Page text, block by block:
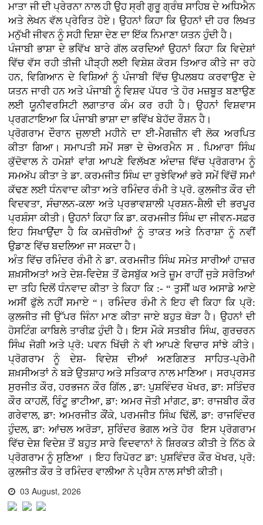
ਮਾਤਾ ਜੀ ਦੀ ਪ੍ਰੇਰਨਾ ਨਾਲ ਹੀ ਉਹ ਸ੍ਰੀ ਗੁਰੂ ਗ੍ਰੰਥ ਸਾਹਿਬ ਦੇ ਅਧਿਐਨ
ਅਤੇ ਲੇਖਨ ਵੱਲ ਪ੍ਰੇਰਿਤ ਹੋਏ। ਉਹਨਾਂ ਕਿਹਾ ਕਿ ਉਹਨਾਂ ਦੀ ਹਰ ਲਿਖਤ
ਮਨੁੱਖੀ ਜੀਵਨ ਨੂੰ ਸਹੀ ਦਿਸ਼ਾ ਦੇਣ ਦਾ ਇੱਕ ਨਿਮਾਣਾ ਯਤਨ ਹੁੰਦੀ ਹੈ।
ਪੰਜਾਬੀ ਭਾਸ਼ਾ ਦੇ ਭਵਿੱਖ ਬਾਰੇ ਗੱਲ ਕਰਦਿਆਂ ਉਹਨਾਂ ਕਿਹਾ ਕਿ ਵਿਦੇਸ਼ਾਂ
ਵਿੱਚ ਵੱਸ ਰਹੀ ਤੀਜੀ ਪੀੜ੍ਹੀ ਲਈ ਵਿਸ਼ੇਸ਼ ਕੋਰਸ ਤਿਆਰ ਕੀਤੇ ਜਾ ਰਹੇ
ਹਨ, ਵਿਗਿਆਨ ਦੇ ਵਿਸ਼ਿਆਂ ਨੂੰ ਪੰਜਾਬੀ ਵਿੱਚ ਉਪਲਬਧ ਕਰਵਾਉਣ ਦੇ
ਯਤਨ ਜਾਰੀ ਹਨ ਅਤੇ ਪੰਜਾਬੀ ਨੂੰ ਵਿਸ਼ਵ ਪੱਧਰ 'ਤੇ ਹੋਰ ਮਜ਼ਬੂਤ ਬਣਾਉਣ
ਲਈ ਯੂਨੀਵਰਸਿਟੀ ਲਗਾਤਾਰ ਕੰਮ ਕਰ ਰਹੀ ਹੈ। ਉਹਨਾਂ ਵਿਸ਼ਵਾਸ
ਪ੍ਰਗਟਾਇਆ ਕਿ ਪੰਜਾਬੀ ਭਾਸ਼ਾ ਦਾ ਭਵਿੱਖ ਬੇਹੱਦ ਰੌਸ਼ਨ ਹੈ।
ਪ੍ਰੋਗਰਾਮ ਦੌਰਾਨ ਜੁਲਾਈ ਮਹੀਨੇ ਦਾ ਈ-ਮੈਗਜ਼ੀਨ ਵੀ ਲੋਕ ਅਰਪਿਤ
ਕੀਤਾ ਗਿਆ। ਸਮਾਪਤੀ ਸਮੇਂ ਸਭਾ ਦੇ ਚੇਅਰਮੈਨ ਸ . ਪਿਆਰਾ ਸਿੰਘ
ਕੁੱਦੋਵਾਲ ਨੇ ਹਮੇਸ਼ਾਂ ਵਾਂਗ ਆਪਣੇ ਵਿਲੱਖਣ ਅੰਦਾਜ਼ ਵਿੱਚ ਪ੍ਰੋਗਰਾਮ ਨੂੰ
ਸਮਅੱਪ ਕੀਤਾ ਤੇ ਡਾ. ਕਰਮਜੀਤ ਸਿੰਘ ਦਾ ਰੁਝੇਵਿਆਂ ਭਰੇ ਸਮੇਂ ਵਿੱਚੋਂ ਸਮਾਂ
ਕੱਢਣ ਲਈ ਧੰਨਵਾਦ ਕੀਤਾ ਅਤੇ ਰਮਿੰਦਰ ਰੰਮੀ ਤੇ ਪ੍ਰੋ. ਕੁਲਜੀਤ ਕੌਰ ਦੀ
ਵਿਦਵਤਾ, ਸੰਚਾਲਨ-ਕਲਾ ਅਤੇ ਪ੍ਰਭਾਵਸ਼ਾਲੀ ਪ੍ਰਸ਼ਨ-ਸ਼ੈਲੀ ਦੀ ਭਰਪੂਰ
ਪ੍ਰਸ਼ੰਸਾ ਕੀਤੀ। ਉਹਨਾਂ ਕਿਹਾ ਕਿ ਡਾ. ਕਰਮਜੀਤ ਸਿੰਘ ਦਾ ਜੀਵਨ-ਸਫ਼ਰ
ਇਹ ਸਿਖਾਉਂਦਾ ਹੈ ਕਿ ਕਮਜ਼ੋਰੀਆਂ ਨੂੰ ਤਾਕਤ ਅਤੇ ਨਿਰਾਸ਼ਾ ਨੂੰ ਨਵੀਂ
ਉਡਾਣ ਵਿੱਚ ਬਦਲਿਆ ਜਾ ਸਕਦਾ ਹੈ।
ਅੰਤ ਵਿੱਚ ਰਮਿੰਦਰ ਰੰਮੀ ਨੇ ਡਾ. ਕਰਮਜੀਤ ਸਿੰਘ ਸਮੇਤ ਸਾਰੀਆਂ ਹਾਜ਼ਰ
ਸ਼ਖ਼ਸੀਅਤਾਂ ਅਤੇ ਦੇਸ਼-ਵਿਦੇਸ਼ ਤੋਂ ਫੇਸਬੁੱਕ ਅਤੇ ਜ਼ੂਮ ਰਾਹੀਂ ਜੁੜੇ ਸਰੋਤਿਆਂ
ਦਾ ਤਹਿ ਦਿਲੋਂ ਧੰਨਵਾਦ ਕੀਤਾ ਤੇ ਕਿਹਾ ਕਿ :- “ ਤੁਸੀਂ ਘਰ ਅਸਾਡੇ ਆਏ
ਅਸੀਂ ਫੁੱਲੇ ਨਹੀਂ ਸਮਾਏ “। ਰਮਿੰਦਰ ਰੰਮੀ ਨੇ ਇਹ ਵੀ ਕਿਹਾ ਕਿ ਪ੍ਰੋ:
ਕੁਲਜੀਤ ਜੀ ਉੱਪਰ ਜਿੰਨਾ ਮਾਣ ਕੀਤਾ ਜਾਏ ਬਹੁਤ ਥੋੜਾ ਹੈ। ਉਹਨਾਂ ਦੀ
ਹੋਸਟਿੰਗ ਕਾਬਿਲੇ ਤਾਰੀਫ਼ ਹੁੰਦੀ ਹੈ। ਇਸ ਮੌਕੇ ਸਤਬੀਰ ਸਿੰਘ, ਗੁਰਚਰਨ
ਸਿੰਘ ਜੋਗੀ ਅਤੇ ਪ੍ਰੋ: ਪਵਨ ਖਿੱਚੀ ਨੇ ਵੀ ਆਪਣੇ ਵਿਚਾਰ ਸਾਂਝੇ ਕੀਤੇ।
ਪ੍ਰੋਗਰਾਮ ਨੂੰ ਦੇਸ਼- ਵਿਦੇਸ਼ ਦੀਆਂ ਅਣਗਿਣਤ ਸਾਹਿਤ-ਪ੍ਰੇਮੀ
ਸ਼ਖ਼ਸੀਅਤਾਂ ਨੇ ਬੜੇ ਉਤਸ਼ਾਹ ਅਤੇ ਸਤਿਕਾਰ ਨਾਲ ਮਾਣਿਆ। ਸਰਪ੍ਰਸਤ
ਸੁਰਜੀਤ ਕੌਰ, ਹਰਭਜਨ ਕੌਰ ਗਿੱਲ , ਡਾ: ਪੁਸ਼ਵਿੰਦਰ ਖੋਖਰ, ਡਾ: ਸਤਿੰਦਰ
ਕੌਰ ਕਾਹਲੋਂ, ਰਿੰਟੂ ਭਾਟੀਆ, ਡਾ: ਅਮਰ ਜੋਤੀ ਮਾਂਗਟ, ਡਾ: ਰਾਜਬੀਰ ਕੌਰ
ਗਰੇਵਾਲ, ਡਾ: ਅਮਰਜੀਤ ਕੌਂਕੇ, ਪਰਮਜੀਤ ਸਿੰਘ ਢਿੱਲੋਂ, ਡਾ: ਰਾਜਵਿੰਦਰ
ਹੁੰਦਲ, ਡਾ: ਆਂਚਲ ਅਰੋੜਾ, ਸੁਰਿੰਦਰ ਭੋਗਲ ਅਤੇ ਹੋਰ ਇਸ ਪ੍ਰੋਗਰਾਮ
ਵਿੱਚ ਦੇਸ਼ ਵਿਦੇਸ਼ ਤੋਂ ਬਹੁਤ ਸਾਰੇ ਵਿਦਵਾਨਾਂ ਨੇ ਸ਼ਿਰਕਤ ਕੀਤੀ ਤੇ ਨਿੱਠ ਕੇ
ਪ੍ਰੋਗਰਾਮ ਨੂੰ ਸੁਣਿਆ । ਇਹ ਰਿਪੋਰਟ ਡਾ: ਪੁਸ਼ਵਿੰਦਰ ਕੌਰ ਖੋਖਰ, ਪ੍ਰੋ:
ਕੁਲਜੀਤ ਕੌਰ ਤੇ ਰਮਿੰਦਰ ਵਾਲੀਆ ਨੇ ਪ੍ਰੈਸ ਨਾਲ ਸਾਂਝੀ ਕੀਤੀ।
03 August, 2026